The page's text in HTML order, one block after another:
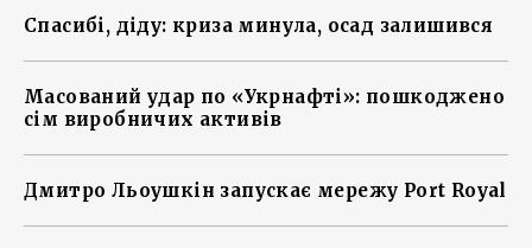
Спасибі, діду: криза минула, осад залишився
Масований удар по «Укрнафті»: пошкоджено
сім виробничих активів
Дмитро Льоушкін запускає мережу Port Royal